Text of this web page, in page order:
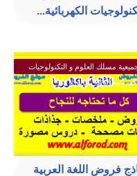
الكهربائية...
مسلك العلوم و التكنولوجيات
الثانية باكالوريا
فروض اللغة العربية